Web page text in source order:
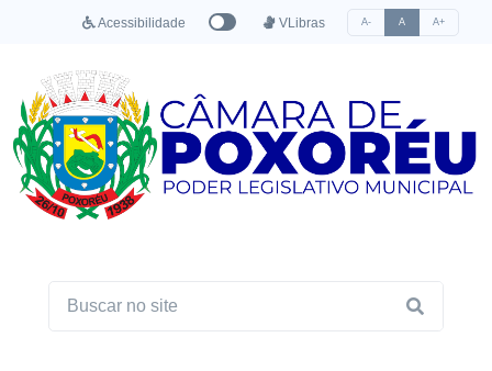
Acessibilidade VLibras A- A A+